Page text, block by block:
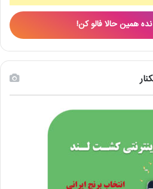
همین حالا فالو کن!